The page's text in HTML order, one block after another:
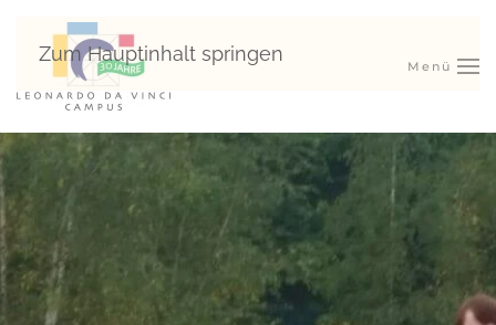
Zum Hauptinhalt springen
Menü